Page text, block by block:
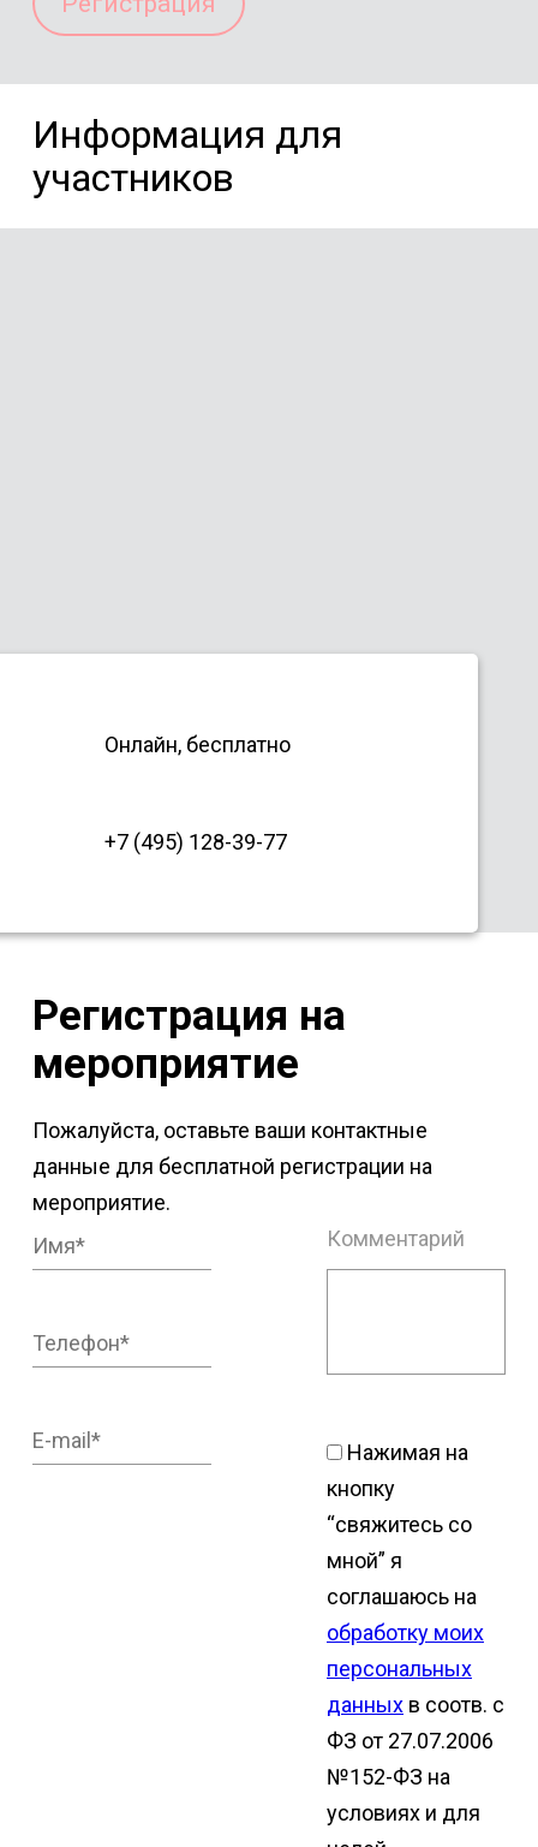
Информация для
учаcтников
Онлайн, бесплатно
+7 (495) 128-39-77
Регистрация на
мероприятие
Пожалуйста, оставьте ваши контактные
данные для бесплатной регистрации на
мероприятие.
Комментарий
Нажимая на
кнопку
“свяжитесь со
мной” я
соглашаюсь на
обработку моих
персональных
данных в соотв. с
ФЗ от 27.07.2006
№152-ФЗ на
условиях и для